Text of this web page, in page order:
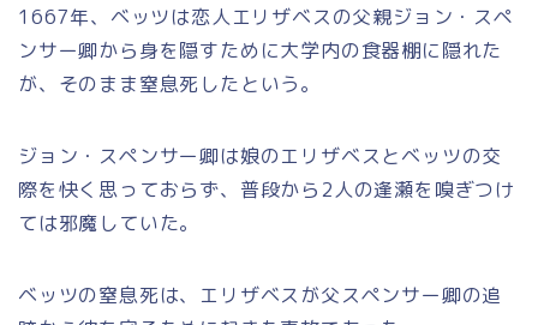
1667年、ベッツは恋人エリザベスの父親ジョン・スペ
ンサー卿から身を隠すために大学内の食器棚に隠れた
が、そのまま窒息死したという。
ジョン・スペンサー卿は娘のエリザベスとベッツの交
際を快く思っておらず、普段から2人の逢瀬を嗅ぎつけ
ては邪魔していた。
ベッツの窒息死は、エリザベスが父スペンサー卿の追